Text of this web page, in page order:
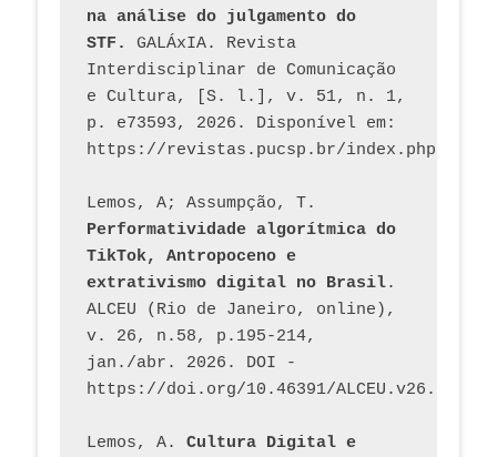
na análise do julgamento do
STF.
GALÁxIA. Revista
Interdisciplinar de Comunicação
e Cultura, [S. l.], v. 51, n. 1,
p. e73593, 2026. Disponível em:
Performatividade algorítmica do
TikTok, Antropoceno e
extrativismo digital no Brasil.
ALCEU (Rio de Janeiro, online),
v. 26, n.58, p.195-214,
jan./abr. 2026. DOI -
https://doi.org/10.46391/
Lemos, A. Cultura Digital e